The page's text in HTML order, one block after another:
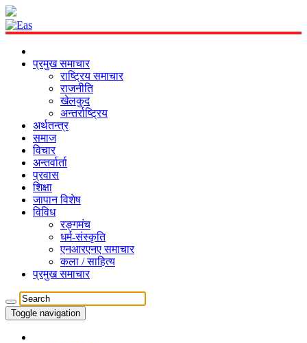
प्रमुख समाचार
राष्ट्रिय समाचार
राजनीति
खेलकुद
अन्तर्राष्ट्रिय
अर्थतन्त्र
समाज
विचार
अन्तर्वार्ता
प्रवास
शिक्षा
जापान विशेष
विविध
रङ्गमंच
धर्म-संस्कृति
एनआरएनए समाचार
कला / साहित्य
प्रमुख समाचार
Toggle navigation